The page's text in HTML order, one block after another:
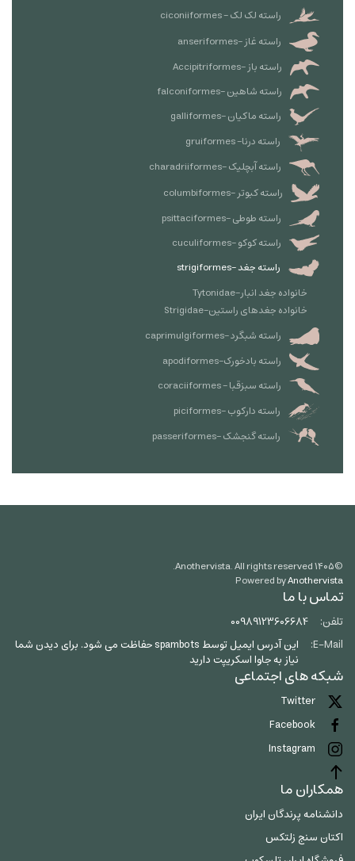
راسته لک لک - ciconiiformes
راسته غاز -anseriformes
راسته باز -Accipitriformes
راسته شاهین -falconiformes
راسته ماکیان -galliformes
راسته درنا- gruiformes
راسته آبچلیک -charadriiformes
راسته کبوتر -columbiformes
راسته طوطی -psittaciformes
راسته کوکو -cuculiformes
راسته جغد -strigiformes
خانواده جغد انبار-Tytonidae
خانواده جغدهای راستین-Strigidae
راسته شبگرد -caprimulgiformes
راسته بادخورک-apodiformes
راسته سبزقبا - coraciiformes
راسته دارکوب -piciformes
راسته گنجشک -passeriformes
©۱۴۰۵
Powered byAnothervista
تماس با ما
تلفن:
00989123606684
E-Mail:
این آدرس ایمیل توسط spambots حفاظت می شود. برای دیدن شما
نیاز به جاوا اسکریپت دارید
شبکه های اجتماعی
Twitter
Facebook
Instagram
همکاران ما
دانشنامه پرندگان ایران
اکتان سنج زلتکس